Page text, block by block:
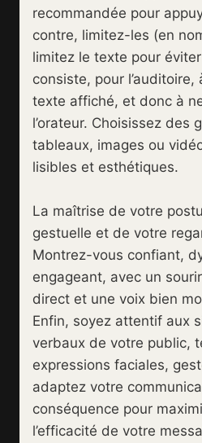
recommandée pour
contre, limitez-les (en
limitez le texte pour
consiste, pour
texte affiché, et donc à
l’orateur. Choisissez des
tableaux, images ou
lisibles et esthétiques.
La maîtrise de votre
gestuelle et de votre
Montrez-vous confiant,
engageant, avec un
direct et une voix bien
Enfin, soyez attentif aux
verbaux de votre public,
expressions faciales,
adaptez votre
conséquence pour
l’efficacité de votre